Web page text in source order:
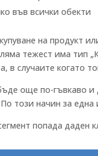
във всички обекти
на продукт
тежест има тип
в случаите когато
още по-гъвкаво и
този начин за
попада даден